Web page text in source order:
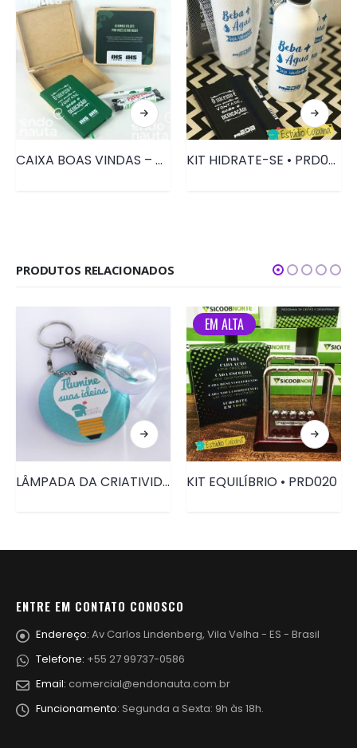
CAIXA BOAS VINDAS – CADERNETA + PRESTÍGIO • PRD028 KIT HIDRATE-SE • PRD039
PRODUTOS RELACIONADOS
LÂMPADA DA CRIATIVIDADE • PRD008
EM ALTA
KIT EQUILÍBRIO • PRD020
ENTRE EM CONTATO CONOSCO
Endereço: Av Carlos Lindenberg, Vila Velha - ES - Brasil
Telefone: +55 27 99737-0586
Email: comercial@endonauta.com.br
Funcionamento: Segunda a Sexta: 9h às 18h.